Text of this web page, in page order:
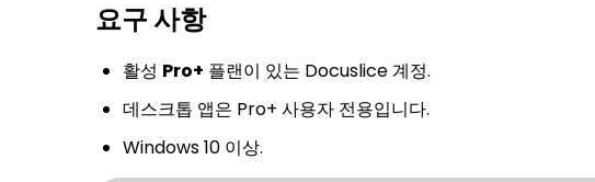
요구 사항
활성 Pro+ 플랜이 있는 Docuslice 계정.
데스크톱 앱은 Pro+ 사용자 전용입니다.
Windows 10 이상.